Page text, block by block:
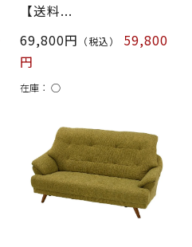
【送料...
69,800円 （税込）
59,800
円
在庫：○